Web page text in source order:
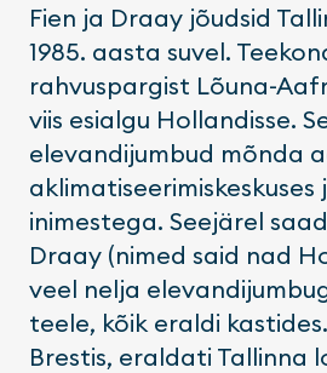
Fien ja Draay jõudsid
1985. aasta suvel.
rahvuspargist Lõuna-
viis esialgu Hollandisse.
elevandijumbud mõnda
aklimatiseerimiskeskuses
inimestega. Seejärel
Draay (nimed said nad
veel nelja
teele, kõik eraldi
Brestis, eraldati Tallinna